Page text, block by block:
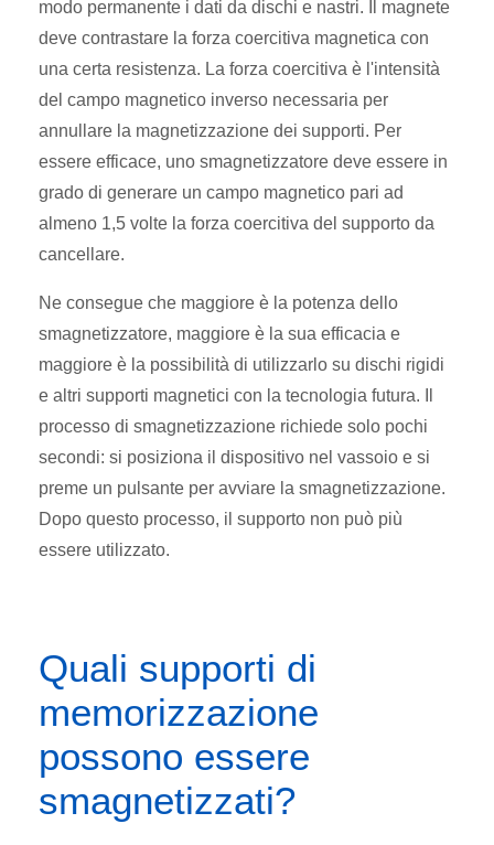
modo permanente i dati da dischi e nastri. Il magnete
deve contrastare la forza coercitiva magnetica con
una certa resistenza. La forza coercitiva è l'intensità
del campo magnetico inverso necessaria per
annullare la magnetizzazione dei supporti. Per
essere efficace, uno smagnetizzatore deve essere in
grado di generare un campo magnetico pari ad
almeno 1,5 volte la forza coercitiva del supporto da
cancellare.
Ne consegue che maggiore è la potenza dello
smagnetizzatore, maggiore è la sua efficacia e
maggiore è la possibilità di utilizzarlo su dischi rigidi
e altri supporti magnetici con la tecnologia futura. Il
processo di smagnetizzazione richiede solo pochi
secondi: si posiziona il dispositivo nel vassoio e si
preme un pulsante per avviare la smagnetizzazione.
Dopo questo processo, il supporto non può più
essere utilizzato.
Quali supporti di
memorizzazione
possono essere
smagnetizzati?